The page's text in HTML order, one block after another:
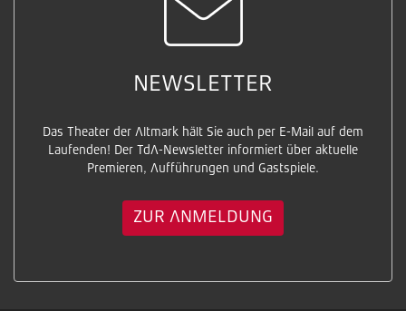
NEWSLETTER
Das Theater der Altmark hält Sie auch per E-Mail auf dem
Laufenden! Der TdA-Newsletter informiert über aktuelle
Premieren, Aufführungen und Gastspiele.
ZUR ANMELDUNG